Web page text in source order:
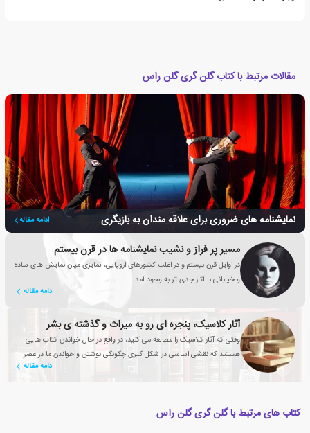
مقالات مرتبط با کتاب گلن گری گلن راس
نمایشنامه های ضروری برای علاقه مندان به بازیگری ادامه مقاله
مسیر پر فراز و نشیب نمایشنامه ها در قرن بیستم
در اوایل قرن بیستم و در اغلب کشورهای اروپایی، تمایزی میان نمایش های ساده
و خیابانی با آثار جدی تر به وجود آمد.
ادامه مقاله
آثار کلاسیک، پنجره ای رو به میراث و گذشته ی بشر
وقتی که آثار کلاسیک را مطالعه می کنید، در واقع در حال خواندن کتاب هایی
هستید که نقشی اساسی در شکل گیری چگونگی نوشتن و خواندن ما در عصر
ادامه مقاله
کتاب های مرتبط با گلن گری گلن راس